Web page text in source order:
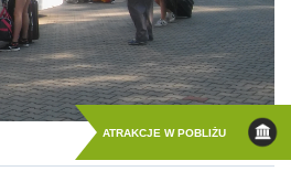
ATRAKCJE W POBLIŻU